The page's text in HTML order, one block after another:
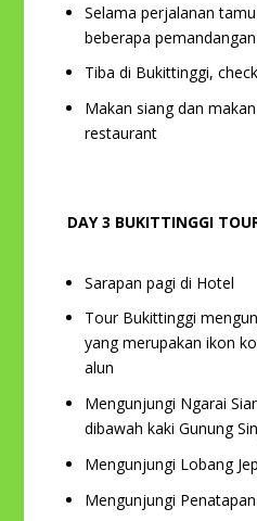
Selama perjalanan
beberapa
Tiba di Bukittinggi,
Makan siang dan
restaurant
DAY 3 BUKITTINGGI
Sarapan pagi di Hotel
Tour Bukittinggi
yang merupakan ikon
alun
Mengunjungi Ngarai
dibawah kaki Gunung
Mengunjungi Lobang
Mengunjungi